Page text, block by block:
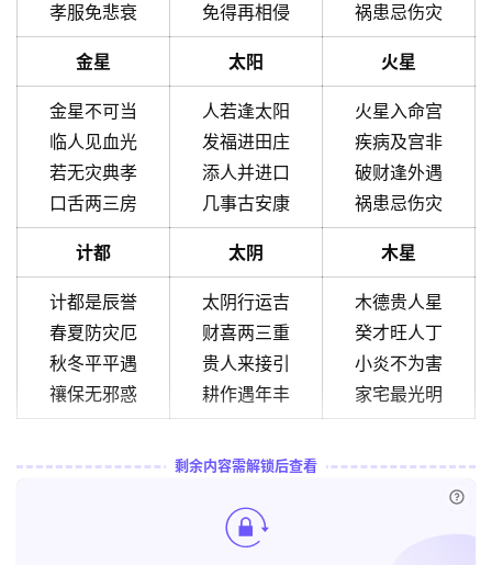
孝服免悲衰
免得再相侵
祸患忌伤灾
金星 太阳 火星
金星不可当
临人见血光
若无灾典孝
口舌两三房
人若逢太阳
发福进田庄
添人并进口
几事古安康
火星入命宫
疾病及宫非
破财逢外遇
祸患忌伤灾
计都 太阴 木星
计都是辰誉
春夏防灾厄
秋冬平平遇
禳保无邪惑
太阴行运吉
财喜两三重
贵人来接引
耕作遇年丰
木德贵人星
癸才旺人丁
小炎不为害
家宅最光明
剩余内容需解锁后查看